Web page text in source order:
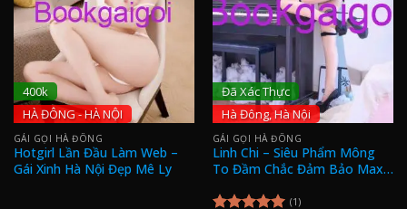
400k
HÀ ĐÔNG - HÀ NỘI
GÁI GỌI HÀ ĐÔNG
Hotgirl Lần Đầu Làm Web –
Gái Xinh Hà Nội Đẹp Mê Ly
Đã Xác Thực
Hà Đông, Hà Nội
GÁI GỌI HÀ ĐÔNG
Linh Chi – Siêu Phẩm Mông
To Đầm Chắc Đảm Bảo Max
(1)